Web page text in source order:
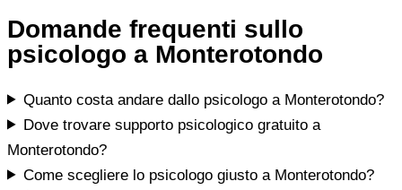
Domande frequenti sullo
psicologo a Monterotondo
Quanto costa andare dallo psicologo a Monterotondo?
Dove trovare supporto psicologico gratuito a
Monterotondo?
Come scegliere lo psicologo giusto a Monterotondo?